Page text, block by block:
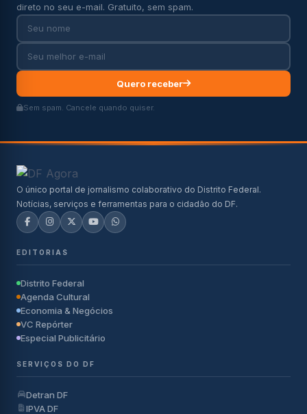
direto no seu e-mail. Gratuito, sem spam.
Quero receber
Sem spam. Cancele quando quiser.
O único portal de jornalismo colaborativo do Distrito Federal.
Notícias, serviços e ferramentas para o cidadão do DF.
EDITORIAS
Distrito Federal
Agenda Cultural
Economia & Negócios
VC Repórter
Especial Publicitário
SERVIÇOS DO DF
Detran DF
IPVA DF